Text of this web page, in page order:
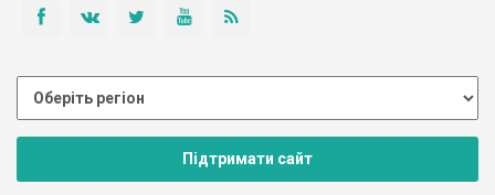
Підтримати сайт